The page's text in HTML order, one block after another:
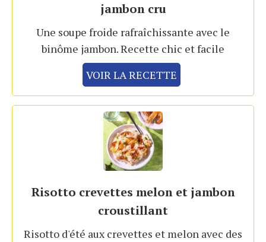
jambon cru
Une soupe froide rafraîchissante avec le
binôme jambon. Recette chic et facile
VOIR LA RECETTE
Risotto crevettes melon et jambon
croustillant
Risotto d'été aux crevettes et melon avec des